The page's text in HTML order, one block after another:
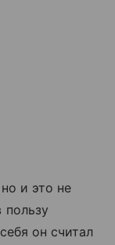
и это не
он считал